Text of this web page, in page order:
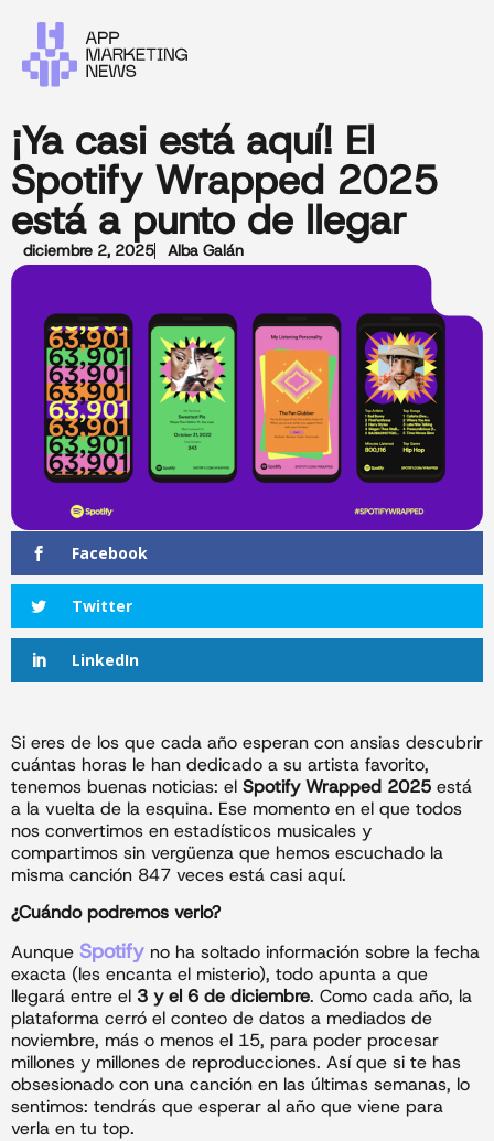
¡Ya casi está aquí! El
Spotify Wrapped 2025
está a punto de llegar
diciembre 2, 2025 Alba Galán
Facebook
Twitter
LinkedIn
Si eres de los que cada año esperan con ansias descubrir
cuántas horas le han dedicado a su artista favorito,
tenemos buenas noticias: el Spotify Wrapped 2025 está
a la vuelta de la esquina. Ese momento en el que todos
nos convertimos en estadísticos musicales y
compartimos sin vergüenza que hemos escuchado la
misma canción 847 veces está casi aquí.
¿Cuándo podremos verlo?
Aunque Spotify no ha soltado información sobre la fecha
exacta (les encanta el misterio), todo apunta a que
llegará entre el 3 y el 6 de diciembre. Como cada año, la
plataforma cerró el conteo de datos a mediados de
noviembre, más o menos el 15, para poder procesar
millones y millones de reproducciones. Así que si te has
obsesionado con una canción en las últimas semanas, lo
sentimos: tendrás que esperar al año que viene para
verla en tu top.